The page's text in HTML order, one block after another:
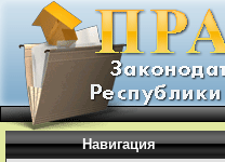
Навигация